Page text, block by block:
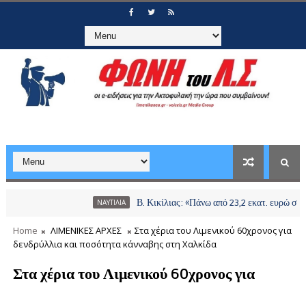
Β. Κικίλιας: «Πάνω από 23,2 εκατ. ευρώ σε
Home ΛΙΜΕΝΙΚΕΣ ΑΡΧΕΣ
Στα χέρια του Λιμενικού 60χρονος για
δενδρύλλια και ποσότητα κάνναβης στη Χαλκίδα
Στα χέρια του Λιμενικού 60χρονος για